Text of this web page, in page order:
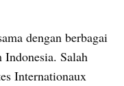
dengan berbagai
Indonesia. Salah
Internationaux